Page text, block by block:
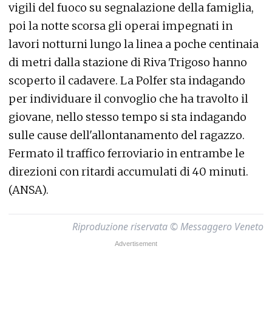
vigili del fuoco su segnalazione della famiglia,
poi la notte scorsa gli operai impegnati in
lavori notturni lungo la linea a poche centinaia
di metri dalla stazione di Riva Trigoso hanno
scoperto il cadavere. La Polfer sta indagando
per individuare il convoglio che ha travolto il
giovane, nello stesso tempo si sta indagando
sulle cause dell'allontanamento del ragazzo.
Fermato il traffico ferroviario in entrambe le
direzioni con ritardi accumulati di 40 minuti.
(ANSA).
Riproduzione riservata © Messaggero Veneto